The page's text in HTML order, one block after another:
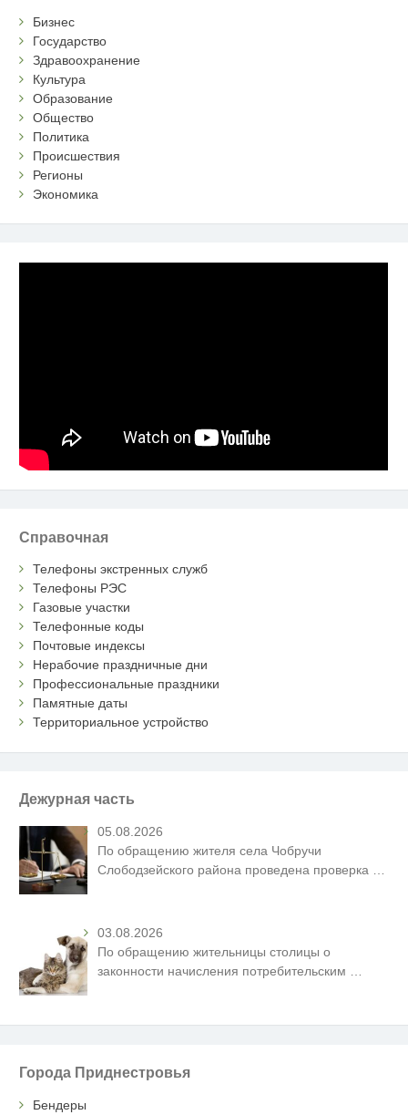
Бизнес
Государство
Здравоохранение
Культура
Образование
Общество
Политика
Происшествия
Регионы
Экономика
Справочная
Телефоны экстренных служб
Телефоны РЭС
Газовые участки
Телефонные коды
Почтовые индексы
Нерабочие праздничные дни
Профессиональные праздники
Памятные даты
Территориальное устройство
Дежурная часть
05.08.2026
По обращению жителя села Чобручи
Слободзейского района проведена проверка
03.08.2026
По обращению жительницы столицы о
законности начисления потребительским
Города Приднестровья
Бендеры